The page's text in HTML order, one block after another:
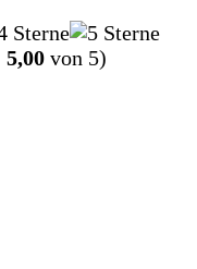
5,00 von 5)